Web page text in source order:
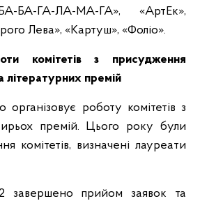
БА-ГА-ЛА-МА-ГА», «АртЕк»,
Лева», «Картуш», «Фоліо».
комітетів з присудження
літературних премій
організовує роботу комітетів з
премій. Цього року були
комітетів, визначені лауреати
завершено прийом заявок та